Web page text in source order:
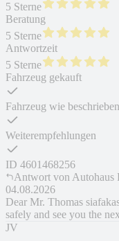
5 Sterne
Beratung
5 Sterne
Antwortzeit
5 Sterne
Fahrzeug gekauft
Fahrzeug wie beschrieben
Weiterempfehlungen
ID 4601468256
Antwort von Autohaus
04.08.2026
Dear Mr. Thomas
safely and see you the
JV